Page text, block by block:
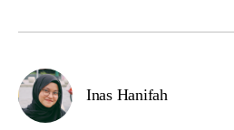
Inas Hanifah